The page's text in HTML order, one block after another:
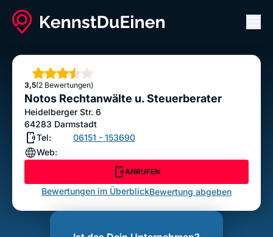
Notos Rechtanwälte u. Steuerberater
3,5
Sterne
(2 Bewertungen)
Notos Rechtanwälte u. Steuerberater
Heidelberger Str. 6
64283 Darmstadt
Tel:
06151 - 153690
Web:
ANRUFEN
Bewertungen im ÜberblickBewertung abgeben